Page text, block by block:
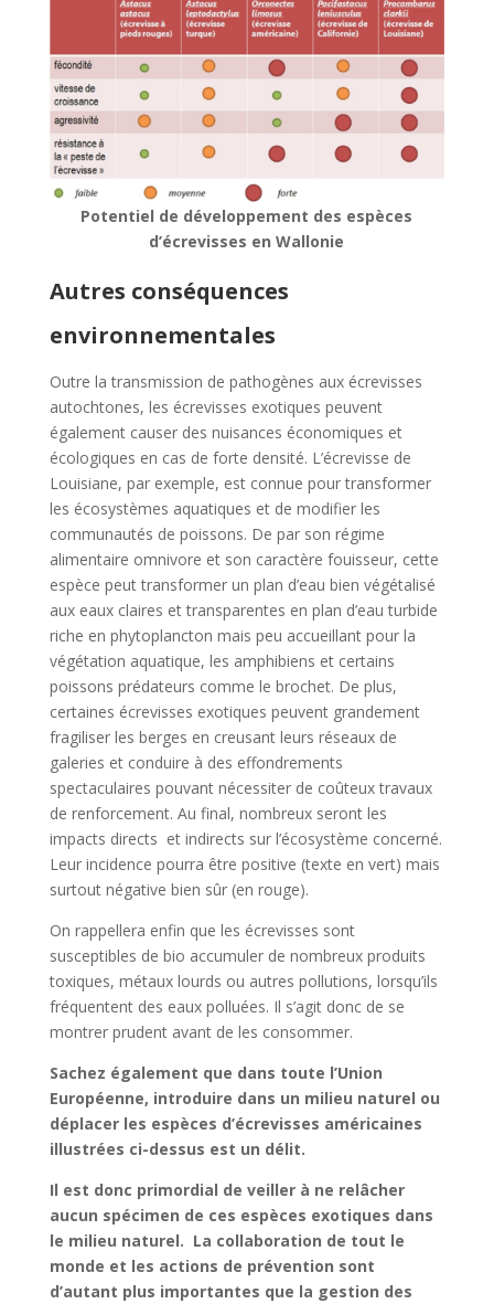
Potentiel de développement des espèces
d’écrevisses en Wallonie
Autres conséquences
environnementales
Outre la transmission de pathogènes aux écrevisses
autochtones, les écrevisses exotiques peuvent
également causer des nuisances économiques et
écologiques en cas de forte densité. L’écrevisse de
Louisiane, par exemple, est connue pour transformer
les écosystèmes aquatiques et de modifier les
communautés de poissons. De par son régime
alimentaire omnivore et son caractère fouisseur, cette
espèce peut transformer un plan d’eau bien végétalisé
aux eaux claires et transparentes en plan d’eau turbide
riche en phytoplancton mais peu accueillant pour la
végétation aquatique, les amphibiens et certains
poissons prédateurs comme le brochet. De plus,
certaines écrevisses exotiques peuvent grandement
fragiliser les berges en creusant leurs réseaux de
galeries et conduire à des effondrements
spectaculaires pouvant nécessiter de coûteux travaux
de renforcement. Au final, nombreux seront les
impacts directs et indirects sur l’écosystème concerné.
Leur incidence pourra être positive (texte en vert) mais
surtout négative bien sûr (en rouge).
On rappellera enfin que les écrevisses sont
susceptibles de bio accumuler de nombreux produits
toxiques, métaux lourds ou autres pollutions, lorsqu’ils
fréquentent des eaux polluées. Il s’agit donc de se
montrer prudent avant de les consommer.
Sachez également que dans toute l’Union
Européenne, introduire dans un milieu naturel ou
déplacer les espèces d’écrevisses américaines
illustrées ci-dessus est un délit.
Il est donc primordial de veiller à ne relâcher
aucun spécimen de ces espèces exotiques dans
le milieu naturel. La collaboration de tout le
monde et les actions de prévention sont
d’autant plus importantes que la gestion des